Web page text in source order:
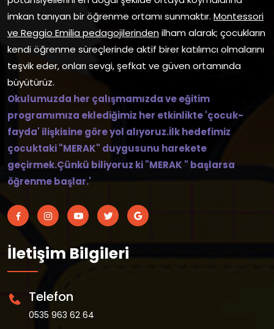
imkan tanıyan bir öğrenme ortamı sunmaktır. Montessori
ve Reggio Emilia pedagojilerindenilham alarak; çocukların
kendi öğrenme süreçlerinde aktif birer katılımcı olmalarını
teşvik eder, onları sevgi, şefkat ve güven ortamında
büyütürüz.
Okulumuzda her çalışmamızda ve eğitim
programımıza eklediğimiz her etkinlikte 'çocuk-
fayda' ilişkisine göre yol alıyoruz.İlk hedefimiz
çocuktaki "MERAK" duygusunu harekete
geçirmek.Çünkü biliyoruz ki "MERAK " başlarsa
öğrenme başlar.'
İletişim Bilgileri
Telefon
0535 963 62 64